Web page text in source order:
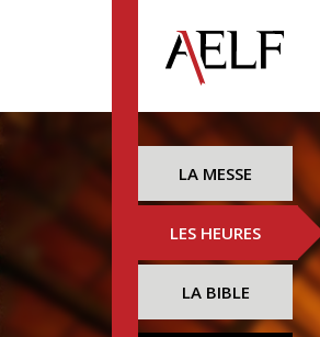
LA MESSE
LES HEURES
LA BIBLE